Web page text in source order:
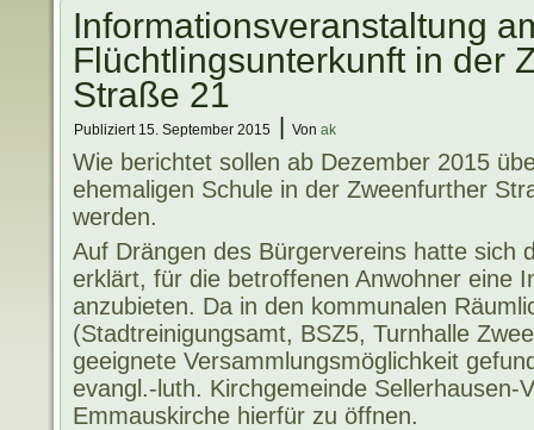
Informationsveranstaltung
Flüchtlingsunterkunft in der
Straße 21
Publiziert 15. September 2015 Von ak
Wie berichtet sollen ab Dezember 2015
ehemaligen Schule in der Zweenfurther
werden.
Auf Drängen des Bürgervereins hatte sich
erklärt, für die betroffenen Anwohner eine
anzubieten. Da in den kommunalen
(Stadtreinigungsamt, BSZ5, Turnhalle
geeignete Versammlungsmöglichkeit
evangl.-luth. Kirchgemeinde Sellerhausen-
Emmauskirche hierfür zu öffnen.